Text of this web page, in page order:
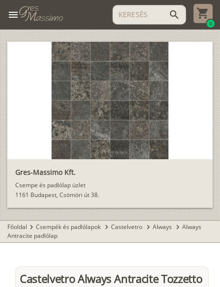
menu search
0
Gres-Massimo Kft.
Csempe és padlólap üzlet
1161 Budapest, Csömöri út 38.
Főoldal chevron_right Csempék és padlólapok chevron_right Castelvetro chevron_right Always chevron_right Always
Antracite padlólap
Castelvetro Always Antracite Tozzetto